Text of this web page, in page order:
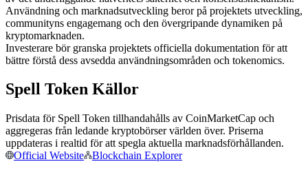
Njut av vinstdelning och kopieringshandelsprovisioner
Användning och marknadsutveckling beror på projektets utveckling,
communityns engagemang och den övergripande dynamiken på
kryptomarknaden.
Investerare bör granska projektets officiella dokumentation för att
bättre förstå dess avsedda användningsområden och tokenomics.
Spell Token Källor
Prisdata för Spell Token tillhandahålls av CoinMarketCap och
aggregeras från ledande kryptobörser världen över. Priserna
uppdateras i realtid för att spegla aktuella marknadsförhållanden.
Official Website
Blockchain Explorer